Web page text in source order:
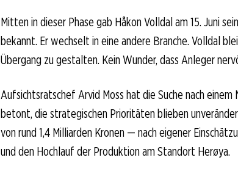
Mitten in dieser Phase gab Håkon Volldal am 15. Juni
bekannt. Er wechselt in eine andere Branche. Volldal
Übergang zu gestalten. Kein Wunder, dass Anleger
Aufsichtsratschef Arvid Moss hat die Suche nach
betont, die strategischen Prioritäten blieben
von rund 1,4 Milliarden Kronen — nach eigener
und den Hochlauf der Produktion am Standort Herøya.